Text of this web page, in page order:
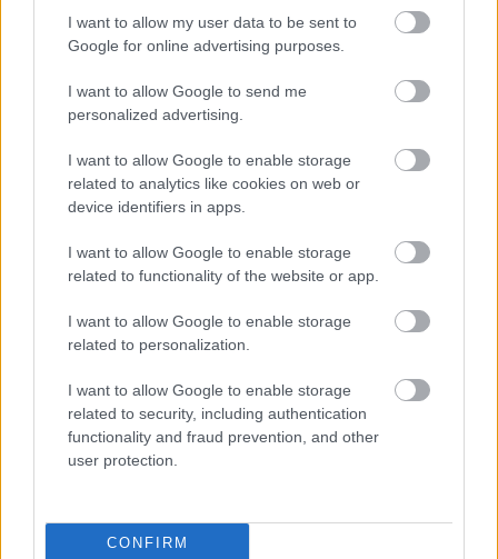
I want to allow my user data to be sent to
Google for online advertising purposes.
I want to allow Google to send me
personalized advertising.
I want to allow Google to enable storage
related to analytics like cookies on web or
device identifiers in apps.
I want to allow Google to enable storage
related to functionality of the website or app.
I want to allow Google to enable storage
related to personalization.
I want to allow Google to enable storage
related to security, including authentication
functionality and fraud prevention, and other
user protection.
CONFIRM
4. Appelez une ambulance.
Rappelez-vous qu'un corps étranger ingéré ne se
manifeste pas toujours immédiatement et que
l'enfant ne veut pas toujours dire qu'il a avalé
quelque chose. Cependant, en cas deperforation
des parois du tube digestif
que fièvre, douleurs abdominales et accélération du
rythme cardiaque apparaissent. Ne tardez pas à
appeler les services d'urgence. La rupture du tube
l'enfant.
Vous voulez rester informé ? Suivez-